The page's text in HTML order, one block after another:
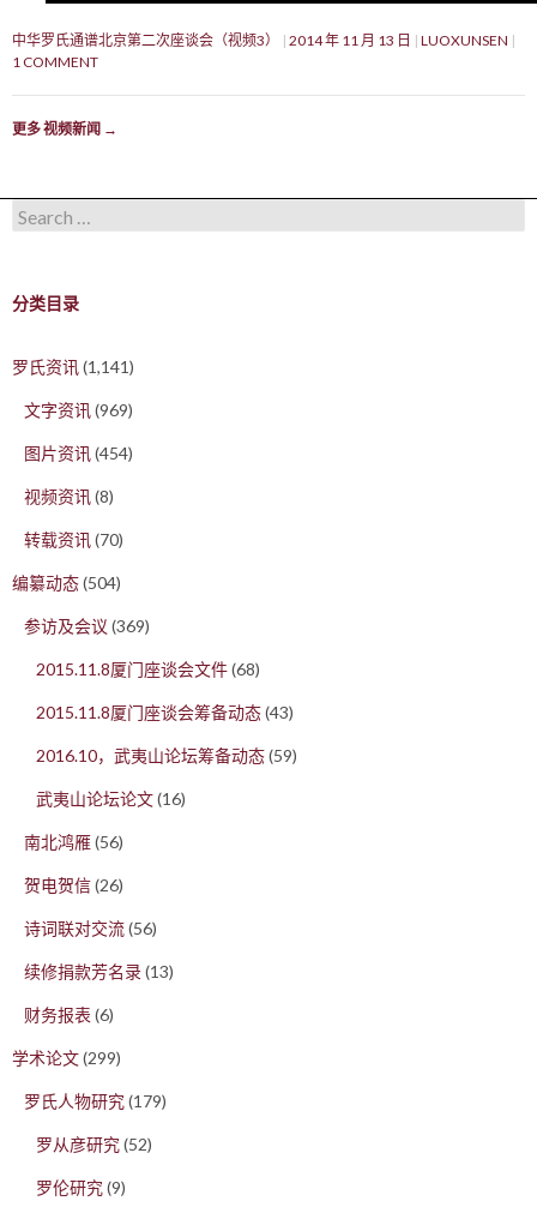
中华罗氏通谱北京第二次座谈会（视频3） 2014 年 11 月 13 日
LUOXUNSEN
1 COMMENT
更多 视频新闻 →
Search for:
分类目录
罗氏资讯(1,141)
文字资讯(969)
图片资讯(454)
视频资讯(8)
转载资讯(70)
编纂动态(504)
参访及会议 (369)
2015.11.8厦门座谈会文件(68)
2015.11.8厦门座谈会筹备动态(43)
2016.10，武夷山论坛筹备动态(59)
武夷山论坛论文(16)
南北鸿雁(56)
贺电贺信(26)
诗词联对交流(56)
续修捐款芳名录(13)
财务报表 (6)
学术论文(299)
罗氏人物研究(179)
罗从彦研究(52)
罗伦研究(9)